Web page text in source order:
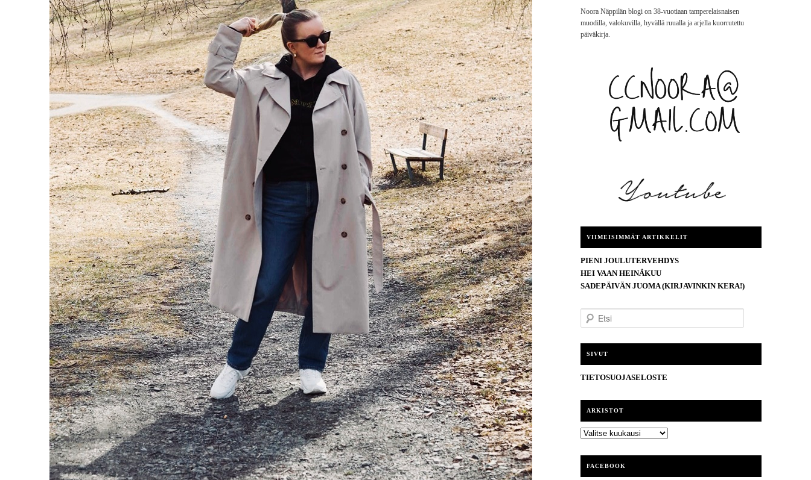
Noora Näppilän blogi on 38-vuotiaan tamperelaisnaisen
muodilla, valokuvilla, hyvällä ruualla ja arjella kuorrutettu
päiväkirja.
VIIMEISIMMÄT ARTIKKELIT
PIENI JOULUTERVEHDYS
HEI VAAN HEINÄKUU
SADEPÄIVÄN JUOMA (KIRJAVINKIN KERA!)
t
SIVUT
TIETOSUOJASELOSTE
ARKISTOT
ARKISTOT
FACEBOOK